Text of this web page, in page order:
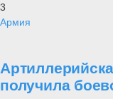
3
Армия
получила